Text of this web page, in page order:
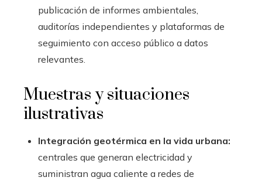
publicación de informes ambientales,
auditorías independientes y plataformas de
seguimiento con acceso público a datos
relevantes.
Muestras y situaciones
ilustrativas
Integración geotérmica en la vida urbana:
centrales que generan electricidad y
suministran agua caliente a redes de